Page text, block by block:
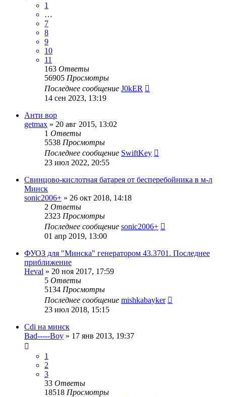
1
…
7
8
9
10
11
163 Ответы
56905 Просмотры
Последнее сообщение J0kER
14 сен 2023, 13:19
Анти вор
getmax » 20 авг 2015, 13:02
1 Ответы
5538 Просмотры
Последнее сообщение SwiftKey
23 июл 2022, 20:55
Свинцово-кислотная батарея от бесперебойника в м-л
Минск
sonic2006+ » 26 окт 2018, 14:18
2 Ответы
2323 Просмотры
Последнее сообщение sonic2006+
01 апр 2019, 13:00
ФУОЗ для "Минска" генератором 43.3701. Последнее
приближение
Heval » 20 ноя 2017, 17:59
5 Ответы
5134 Просмотры
Последнее сообщение mishkabayker
23 июл 2018, 15:15
Cdi на минск
Bad-----Boy » 17 янв 2013, 19:37
1
2
3
33 Ответы
18518 Просмотры